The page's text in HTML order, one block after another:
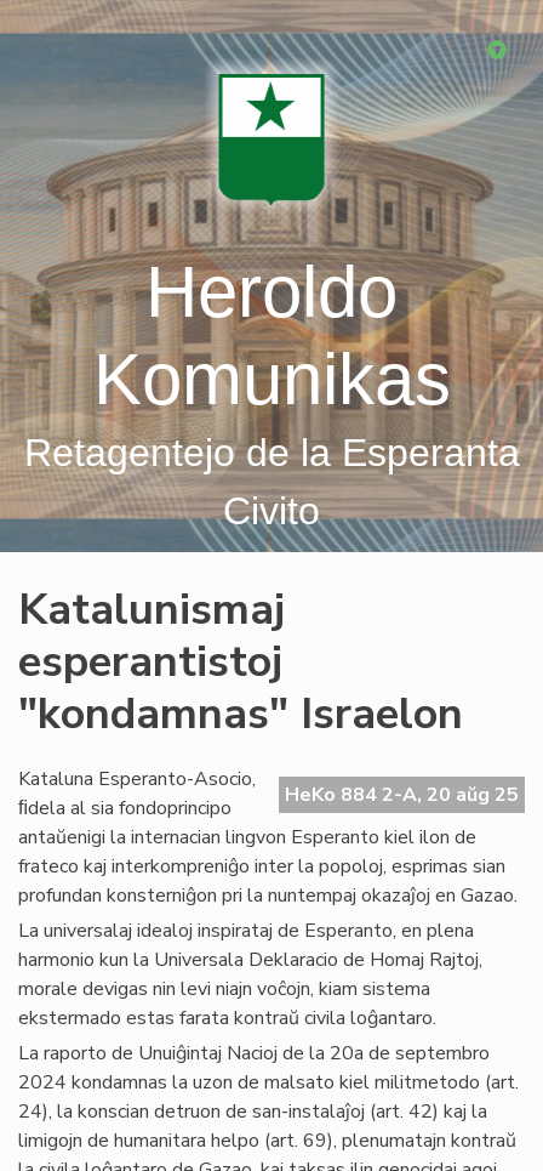
Skip
Heroldo
Komunikas
Retagentejo de la Esperanta
Civito
Katalunismaj
esperantistoj
"kondamnas" Israelon
HeKo 884 2-A, 20 aŭg 25
Kataluna Esperanto-Asocio,
ﬁdela al sia fondoprincipo
antaŭenigi la internacian lingvon Esperanto kiel ilon de
frateco kaj interkompreniĝo inter la popoloj, esprimas sian
profundan konsterniĝon pri la nuntempaj okazaĵoj en Gazao.
La universalaj idealoj inspirataj de Esperanto, en plena
harmonio kun la Universala Deklaracio de Homaj Rajtoj,
morale devigas nin levi niajn voĉojn, kiam sistema
ekstermado estas farata kontraŭ civila loĝantaro.
La raporto de Unuiĝintaj Nacioj de la 20a de septembro
2024 kondamnas la uzon de malsato kiel militmetodo (art.
24), la konscian detruon de san-instalaĵoj (art. 42) kaj la
limigojn de humanitara helpo (art. 69), plenumatajn kontraŭ